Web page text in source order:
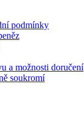
podmínky
a možnosti doručení
soukromí